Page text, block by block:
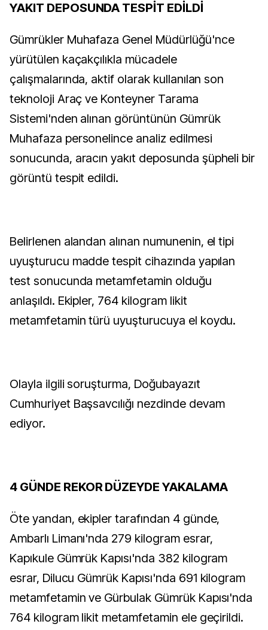
YAKIT DEPOSUNDA TESPİT EDİLDİ
Gümrükler Muhafaza Genel Müdürlüğü'nce
yürütülen kaçakçılıkla mücadele
çalışmalarında, aktif olarak kullanılan son
teknoloji Araç ve Konteyner Tarama
Sistemi'nden alınan görüntünün Gümrük
Muhafaza personelince analiz edilmesi
sonucunda, aracın yakıt deposunda şüpheli bir
görüntü tespit edildi.
Belirlenen alandan alınan numunenin, el tipi
uyuşturucu madde tespit cihazında yapılan
test sonucunda metamfetamin olduğu
anlaşıldı. Ekipler, 764 kilogram likit
metamfetamin türü uyuşturucuya el koydu.
Olayla ilgili soruşturma, Doğubayazıt
Cumhuriyet Başsavcılığı nezdinde devam
ediyor.
4 GÜNDE REKOR DÜZEYDE YAKALAMA
Öte yandan, ekipler tarafından 4 günde,
Ambarlı Limanı'nda 279 kilogram esrar,
⁠Kapıkule Gümrük Kapısı'nda 382 kilogram
esrar, ⁠Dilucu Gümrük Kapısı'nda 691 kilogram
metamfetamin ve ⁠Gürbulak Gümrük Kapısı'nda
764 kilogram likit metamfetamin ele geçirildi.